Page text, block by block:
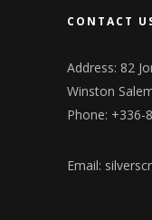
CONTACT
Address: 82
Winston
Phone: +336-
Email: